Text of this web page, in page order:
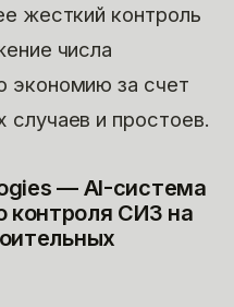
жесткий контроль
числа
экономию за счет
и простоев.
— AI-система
контроля СИЗ на